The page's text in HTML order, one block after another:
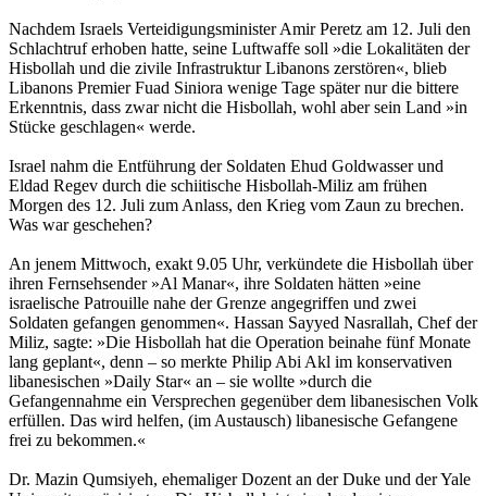
Nachdem Israels Verteidigungsminister Amir Peretz am 12. Juli den
Schlachtruf erhoben hatte, seine Luftwaffe soll »die Lokalitäten der
Hisbollah und die zivile Infrastruktur Libanons zerstören«, blieb
Libanons Premier Fuad Siniora wenige Tage später nur die bittere
Erkenntnis, dass zwar nicht die Hisbollah, wohl aber sein Land »in
Stücke geschlagen« werde.
Israel nahm die Entführung der Soldaten Ehud Goldwasser und
Eldad Regev durch die schiitische Hisbollah-Miliz am frühen
Morgen des 12. Juli zum Anlass, den Krieg vom Zaun zu brechen.
Was war geschehen?
An jenem Mittwoch, exakt 9.05 Uhr, verkündete die Hisbollah über
ihren Fernsehsender »Al Manar«, ihre Soldaten hätten »eine
israelische Patrouille nahe der Grenze angegriffen und zwei
Soldaten gefangen genommen«. Hassan Sayyed Nasrallah, Chef der
Miliz, sagte: »Die Hisbollah hat die Operation beinahe fünf Monate
lang geplant«, denn – so merkte Philip Abi Akl im konservativen
libanesischen »Daily Star« an – sie wollte »durch die
Gefangennahme ein Versprechen gegenüber dem libanesischen Volk
erfüllen. Das wird helfen, (im Austausch) libanesische Gefangene
frei zu bekommen.«
Dr. Mazin Qumsiyeh, ehemaliger Dozent an der Duke und der Yale